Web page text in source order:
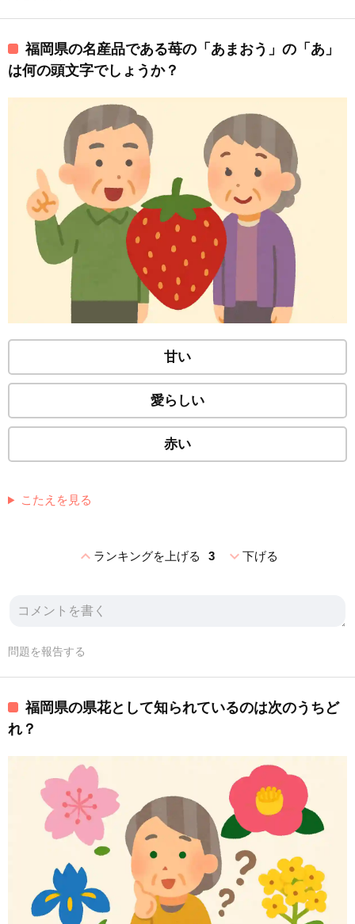
福岡県の名産品である苺の「あまおう」の「あ」
は何の頭文字でしょうか？
甘い
愛らしい
赤い
こたえを見る
expand_lessランキングを上げる 3 expand_more下げる
問題を報告する
福岡県の県花として知られているのは次のうちど
れ？